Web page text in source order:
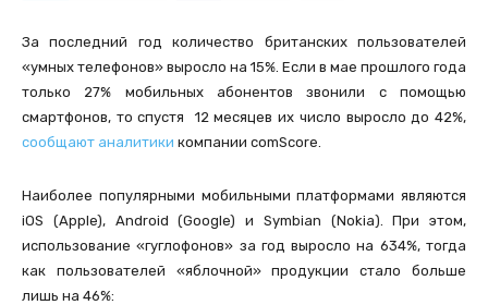
За последний год количество британских пользователей
«умных телефонов» выросло на 15%. Если в мае прошлого года
только 27% мобильных абонентов звонили с помощью
смартфонов, то спустя 12 месяцев их число выросло до 42%,
сообщают аналитики компании comScore.
Наиболее популярными мобильными платформами являются
iOS (Apple), Android (Google) и Symbian (Nokia). При этом,
использование «гуглофонов» за год выросло на 634%, тогда
как пользователей «яблочной» продукции стало больше
лишь на 46%: